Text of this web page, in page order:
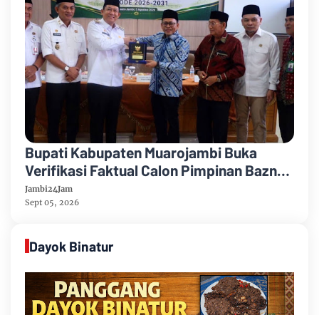
Bupati Kabupaten Muarojambi Buka
Verifikasi Faktual Calon Pimpinan Baznas
Tahun 2026-2031
Jambi24Jam
Sept 05, 2026
Dayok Binatur